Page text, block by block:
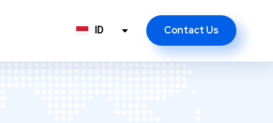
ID
EN Contact Us